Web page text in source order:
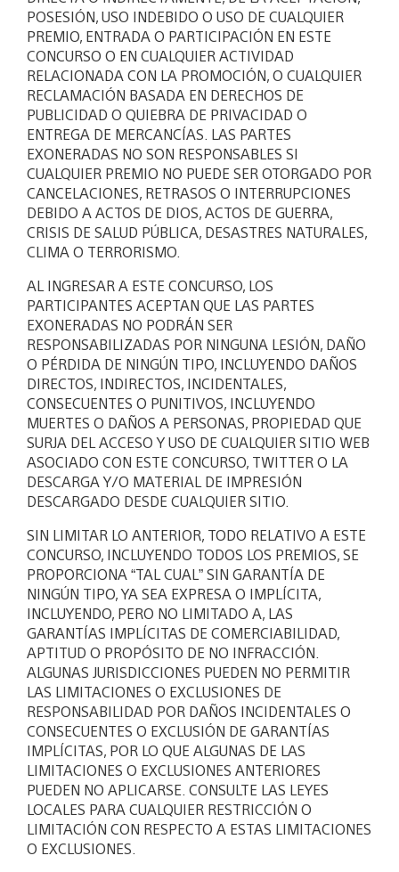
POSESIÓN, USO INDEBIDO O USO DE CUALQUIER
PREMIO, ENTRADA O PARTICIPACIÓN EN ESTE
CONCURSO O EN CUALQUIER ACTIVIDAD
RELACIONADA CON LA PROMOCIÓN, O CUALQUIER
RECLAMACIÓN BASADA EN DERECHOS DE
PUBLICIDAD O QUIEBRA DE PRIVACIDAD O
ENTREGA DE MERCANCÍAS. LAS PARTES
EXONERADAS NO SON RESPONSABLES SI
CUALQUIER PREMIO NO PUEDE SER OTORGADO POR
CANCELACIONES, RETRASOS O INTERRUPCIONES
DEBIDO A ACTOS DE DIOS, ACTOS DE GUERRA,
CRISIS DE SALUD PÚBLICA, DESASTRES NATURALES,
CLIMA O TERRORISMO.
AL INGRESAR A ESTE CONCURSO, LOS
PARTICIPANTES ACEPTAN QUE LAS PARTES
EXONERADAS NO PODRÁN SER
RESPONSABILIZADAS POR NINGUNA LESIÓN, DAÑO
O PÉRDIDA DE NINGÚN TIPO, INCLUYENDO DAÑOS
DIRECTOS, INDIRECTOS, INCIDENTALES,
CONSECUENTES O PUNITIVOS, INCLUYENDO
MUERTES O DAÑOS A PERSONAS, PROPIEDAD QUE
SURJA DEL ACCESO Y USO DE CUALQUIER SITIO WEB
ASOCIADO CON ESTE CONCURSO, TWITTER O LA
DESCARGA Y/O MATERIAL DE IMPRESIÓN
DESCARGADO DESDE CUALQUIER SITIO.
SIN LIMITAR LO ANTERIOR, TODO RELATIVO A ESTE
CONCURSO, INCLUYENDO TODOS LOS PREMIOS, SE
PROPORCIONA “TAL CUAL” SIN GARANTÍA DE
NINGÚN TIPO, YA SEA EXPRESA O IMPLÍCITA,
INCLUYENDO, PERO NO LIMITADO A, LAS
GARANTÍAS IMPLÍCITAS DE COMERCIABILIDAD,
APTITUD O PROPÓSITO DE NO INFRACCIÓN.
ALGUNAS JURISDICCIONES PUEDEN NO PERMITIR
LAS LIMITACIONES O EXCLUSIONES DE
RESPONSABILIDAD POR DAÑOS INCIDENTALES O
CONSECUENTES O EXCLUSIÓN DE GARANTÍAS
IMPLÍCITAS, POR LO QUE ALGUNAS DE LAS
LIMITACIONES O EXCLUSIONES ANTERIORES
PUEDEN NO APLICARSE. CONSULTE LAS LEYES
LOCALES PARA CUALQUIER RESTRICCIÓN O
LIMITACIÓN CON RESPECTO A ESTAS LIMITACIONES
O EXCLUSIONES.